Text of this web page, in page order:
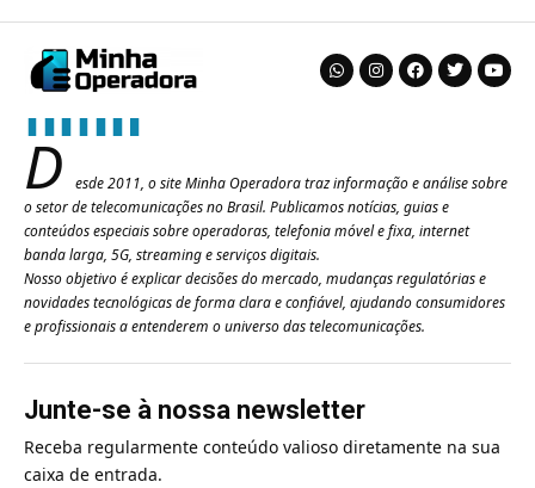
D
esde 2011, o site Minha Operadora traz informação e análise sobre
o setor de telecomunicações no Brasil. Publicamos notícias, guias e
conteúdos especiais sobre operadoras, telefonia móvel e fixa, internet
banda larga, 5G, streaming e serviços digitais.
Nosso objetivo é explicar decisões do mercado, mudanças regulatórias e
novidades tecnológicas de forma clara e confiável, ajudando consumidores
e profissionais a entenderem o universo das telecomunicações.
Junte-se à nossa newsletter
Receba regularmente conteúdo valioso diretamente na sua
caixa de entrada.